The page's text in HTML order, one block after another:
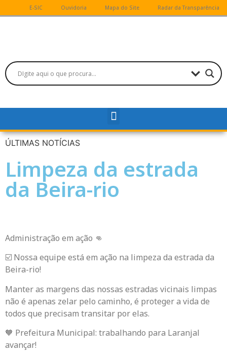
E-SIC Ouvidoria Mapa do Site Radar da Transparência
ÚLTIMAS NOTÍCIAS
Limpeza da estrada
da Beira-rio
Administração em ação 👊
☑️ Nossa equipe está em ação na limpeza da estrada da
Beira-rio!
Manter as margens das nossas estradas vicinais limpas
não é apenas zelar pelo caminho, é proteger a vida de
todos que precisam transitar por elas.
🧡 Prefeitura Municipal: trabalhando para Laranjal
avançar!